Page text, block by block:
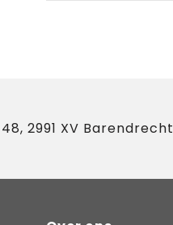
2991 XV Barendrecht